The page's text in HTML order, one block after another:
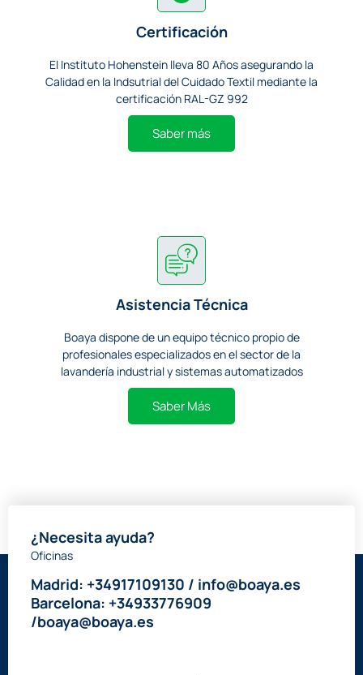
Certificación
El Instituto Hohenstein lleva 80 Años asegurando la
Calidad en la Indsutrial del Cuidado Textil mediante la
certificación RAL-GZ 992
Saber más
Asistencia Técnica
Boaya dispone de un equipo técnico propio de
profesionales especializados en el sector de la
lavandería industrial y sistemas automatizados
Saber Más
¿Necesita ayuda?
Oficinas
Madrid: +34917109130 / info@boaya.es
Barcelona: +34933776909
/boaya@boaya.es